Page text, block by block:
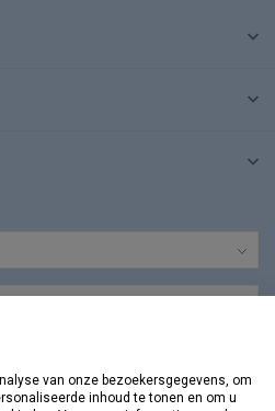
van onze bezoekersgegevens, om
inhoud te tonen en om u